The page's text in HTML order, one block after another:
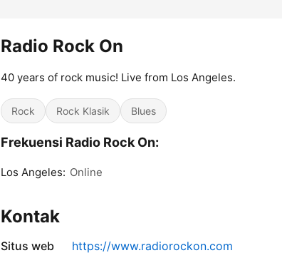
Radio Rock On
40 years of rock music! Live from Los Angeles.
Rock Rock Klasik Blues
Frekuensi Radio Rock On:
Los Angeles: Online
Kontak
Situs web https://www.radiorockon.com